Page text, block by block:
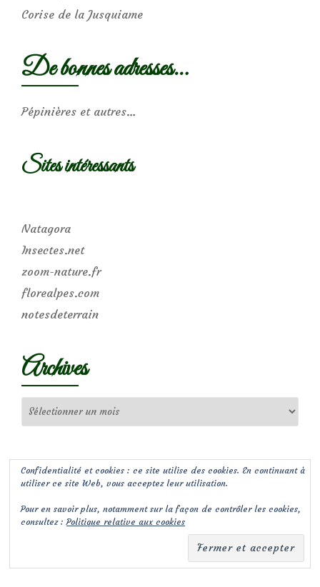
Corise de la Jusquiame
De bonnes adresses…
Pépinières et autres…
Sites intéressants
Natagora
Insectes.net
zoom-nature.fr
florealpes.com
notesdeterrain
Archives
Confidentialité et cookies : ce site utilise des cookies. En continuant à
utiliser ce site Web, vous acceptez leur utilisation.
Pour en savoir plus, notamment sur la façon de contrôler les cookies,
consultez :Politique relative aux cookies